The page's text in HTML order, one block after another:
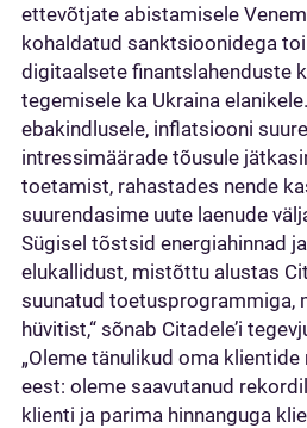
ettevõtjate abistamisele
kohaldatud sanktsioonidega
digitaalsete finantslahenduste
tegemisele ka Ukraina
ebakindlusele, inflatsiooni
intressimäärade tõusule
toetamist, rahastades nende
suurendasime uute laenude
Sügisel tõstsid energiahinnad
elukallidust, mistõttu alustas
suunatud toetusprogrammiga,
hüvitist,“ sõnab Citadele’i
„Oleme tänulikud oma
eest: oleme saavutanud
klienti ja parima hinnanguga